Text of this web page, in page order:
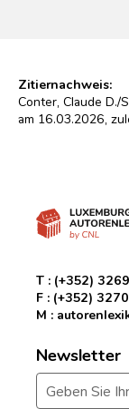
Zitiernachweis:
Conter, Claude D./
am 16.03.2026,
T : (+352)
F : (+352)
M :
Newsletter